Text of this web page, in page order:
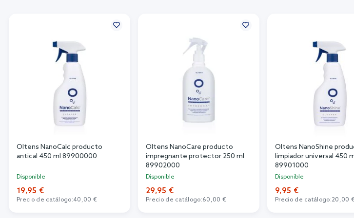
Oltens NanoCalc producto
antical 450 ml 89900000
Disponible
19,95 €
Precio de catálogo:40,00 €
Oltens NanoCare producto
impregnante protector 250 ml
89902000
Disponible
29,95 €
Precio de catálogo:60,00 €
Oltens NanoShine
limpiador universal 450
89901000
Disponible
9,95 €
Precio de catálogo:20,00 €